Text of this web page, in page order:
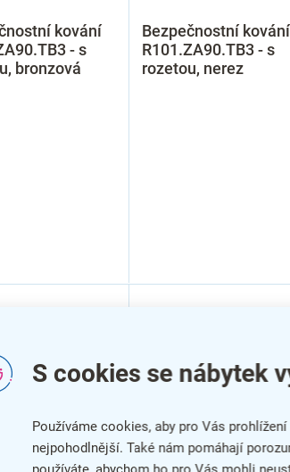
S cookies se nábytek
Používáme cookies, aby pro Vás
nejpohodlnější. Také nám pomáhají
kování
- s
bronzová
Bezpečnostní kování
R101.ZA90.TB3 - s
rozetou, nerez